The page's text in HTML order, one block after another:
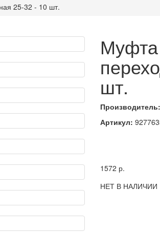
25-32 - 10 шт.
шт.
Производитель:
Артикул:
1572 р.
НЕТ В НАЛИЧИИ